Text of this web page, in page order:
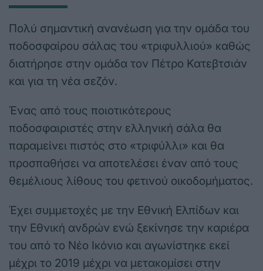
Πολύ σημαντική ανανέωση για την ομάδα του
ποδοσφαίρου σάλας του «τριφυλλιού» καθώς
διατήρησε στην ομάδα τον Πέτρο Κατεβτσιάν
και για τη νέα σεζόν.
Ένας από τους ποιοτικότερους
ποδοσφαιριστές στην ελληνική σάλα θα
παραμείνει πιστός στο «τριφύλλι» και θα
προσπαθήσει να αποτελέσει έναν από τους
θεμέλιους λίθους του φετινού οικοδομήματος.
Έχει συμμετοχές με την Εθνική Ελπίδων και
την Εθνική ανδρών ενώ ξεκίνησε την καριέρα
του από το Νέο Ικόνιο και αγωνίστηκε εκεί
μέχρι το 2019 μέχρι να μετακομίσει στην